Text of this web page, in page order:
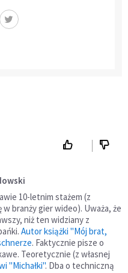
10-letnim stażem (z
branży gier wideo). Uważa, że
niż ten widziany z
Autor książki "Mój brat,
. Faktycznie pisze o
Teoretycznie (z własnej
"Michałki". Dba o techniczną